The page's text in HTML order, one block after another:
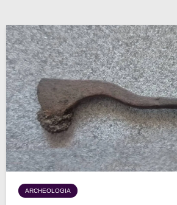
ARCHEOLOGIA